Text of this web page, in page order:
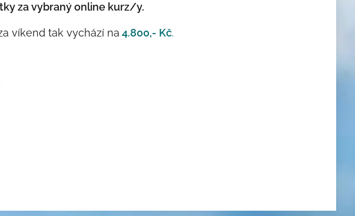
za vybraný online kurz/y.
víkend tak vychází na 4.800,- Kč.